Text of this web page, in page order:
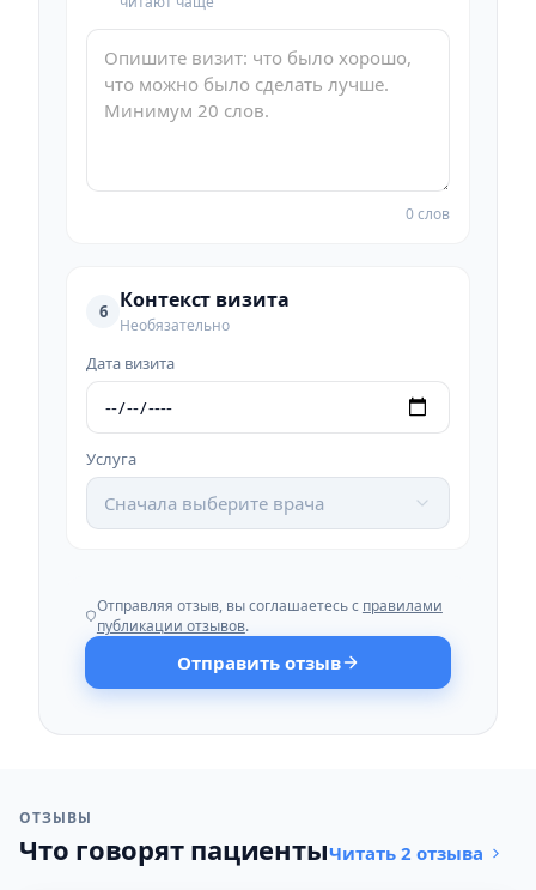
0 слов
6 Контекст визита
Необязательно
Дата визита
Услуга
Сначала выберите врача
Отправляя отзыв, вы соглашаетесь с правилами
публикации отзывов.
Отправить отзыв
ОТЗЫВЫ
Что говорят пациентыЧитать 2 отзыва